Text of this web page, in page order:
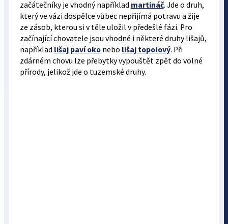
začátečníky je vhodný například martináč. Jde o druh,
který ve vázi dospělce vůbec nepřijímá potravu a žije
ze zásob, kterou si v těle uložil v předešlé fázi. Pro
začínající chovatele jsou vhodné i některé druhy lišajů,
například lišaj paví okonebo lišaj topolový. Při
zdárném chovu lze přebytky vypouštět zpět do volné
přírody, jelikož jde o tuzemské druhy.